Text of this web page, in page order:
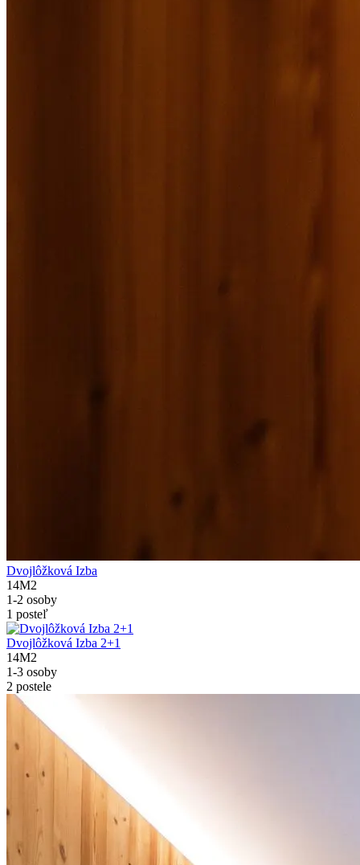
Dvojlôžková Izba
14M2
1-2 osoby
1 posteľ
Dvojlôžková Izba 2+1
14M2
1-3 osoby
2 postele